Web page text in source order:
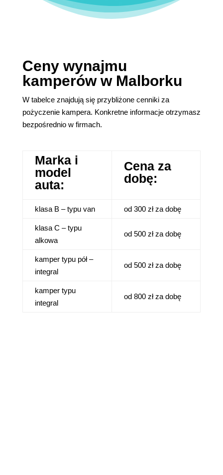
Ceny wynajmu
kamperów w Malborku
W tabelce znajdują się przybliżone cenniki za
pożyczenie kampera. Konkretne informacje otrzymasz
bezpośrednio w firmach.
Marka i
model
auta:
Cena za
dobę:
klasa B – typu van od 300 zł za dobę
klasa C – typu
alkowa
od 500 zł za dobę
kamper typu pół –
integral
od 500 zł za dobę
kamper typu
integral
od 800 zł za dobę